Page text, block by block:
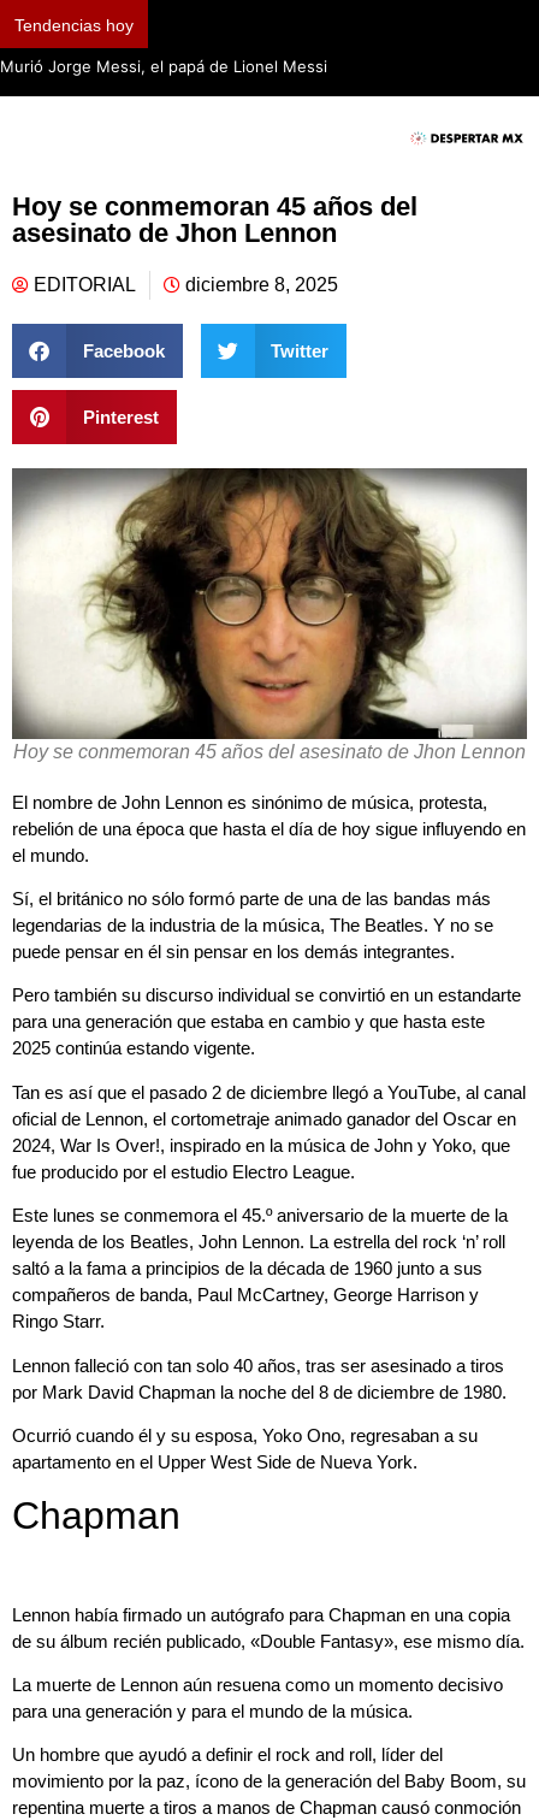
Tendencias hoy
Murió Jorge Messi, el papá de Lionel Messi
Hoy se conmemoran 45 años del
asesinato de Jhon Lennon
EDITORIAL diciembre 8, 2025
Facebook Twitter
Pinterest
Hoy se conmemoran 45 años del asesinato de Jhon Lennon
El nombre de John Lennon es sinónimo de música, protesta,
rebelión de una época que hasta el día de hoy sigue influyendo en
el mundo.
Sí, el británico no sólo formó parte de una de las bandas más
legendarias de la industria de la música, The Beatles. Y no se
puede pensar en él sin pensar en los demás integrantes.
Pero también su discurso individual se convirtió en un estandarte
para una generación que estaba en cambio y que hasta este
2025 continúa estando vigente.
Tan es así que el pasado 2 de diciembre llegó a YouTube, al canal
oficial de Lennon, el cortometraje animado ganador del Oscar en
2024, War Is Over!, inspirado en la música de John y Yoko, que
fue producido por el estudio Electro League.
Este lunes se conmemora el 45.º aniversario de la muerte de la
leyenda de los Beatles, John Lennon. La estrella del rock ‘n’ roll
saltó a la fama a principios de la década de 1960 junto a sus
compañeros de banda, Paul McCartney, George Harrison y
Ringo Starr.
Lennon falleció con tan solo 40 años, tras ser asesinado a tiros
por Mark David Chapman la noche del 8 de diciembre de 1980.
Ocurrió cuando él y su esposa, Yoko Ono, regresaban a su
apartamento en el Upper West Side de Nueva York.
Chapman
Lennon había firmado un autógrafo para Chapman en una copia
de su álbum recién publicado, «Double Fantasy», ese mismo día.
La muerte de Lennon aún resuena como un momento decisivo
para una generación y para el mundo de la música.
Un hombre que ayudó a definir el rock and roll, líder del
movimiento por la paz, ícono de la generación del Baby Boom, su
repentina muerte a tiros a manos de Chapman causó conmoción